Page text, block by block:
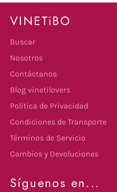
VINETiBO
Buscar
Nosotros
Contáctanos
Blog vinetilovers
Política de Privacidad
Condiciones de Transporte
Términos de Servicio
Cambios y Devoluciones
Síguenos en...